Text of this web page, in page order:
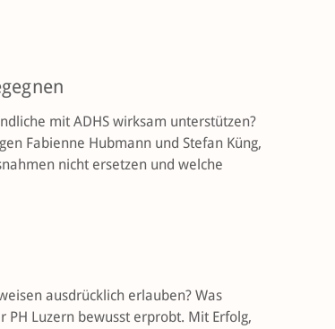
mit ADHS wirksam unterstützen?
Fabienne Hubmann und Stefan Küng,
nicht ersetzen und welche
ausdrücklich erlauben? Was
Luzern bewusst erprobt. Mit Erfolg,